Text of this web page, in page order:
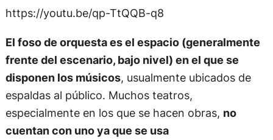
https://youtu.be/qp-TtQQB-q8
El foso de orquesta es el espacio (generalmente
frente del escenario, bajo nivel) en el que se
disponen los músicos, usualmente ubicados de
espaldas al público. Muchos teatros,
especialmente en los que se hacen obras, no
cuentan con uno ya que se usa